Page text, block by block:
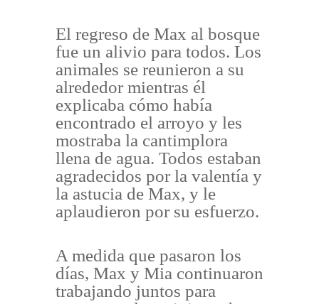
El regreso de Max al bosque
fue un alivio para todos. Los
animales se reunieron a su
alrededor mientras él
explicaba cómo había
encontrado el arroyo y les
mostraba la cantimplora
llena de agua. Todos estaban
agradecidos por la valentía y
la astucia de Max, y le
aplaudieron por su esfuerzo.
A medida que pasaron los
días, Max y Mia continuaron
trabajando juntos para